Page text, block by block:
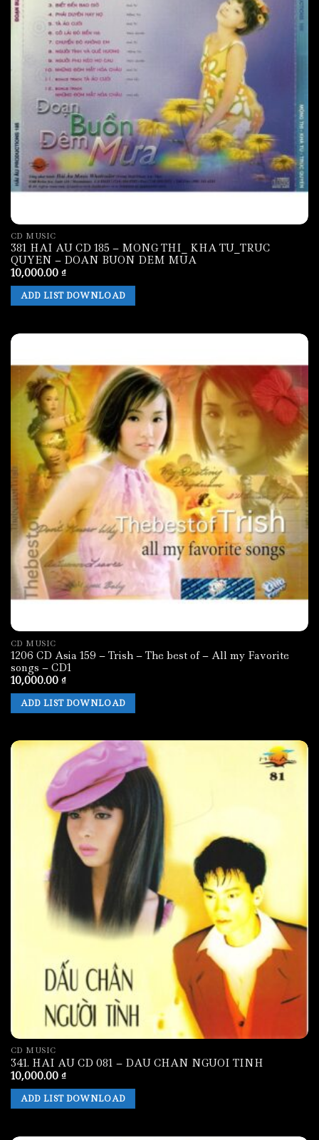
CD MUSIC
381 HAI AU CD 185 – MONG THI_ KHA TU_TRUC
QUYEN – DOAN BUON DEM MUA
10,000.00 ₫
ADD LIST DOWNLOAD
CD MUSIC
1206 CD Asia 159 – Trish – The best of – All my Favorite
songs – CD1
10,000.00 ₫
ADD LIST DOWNLOAD
CD MUSIC
341. HAI AU CD 081 – DAU CHAN NGUOI TINH
10,000.00 ₫
ADD LIST DOWNLOAD